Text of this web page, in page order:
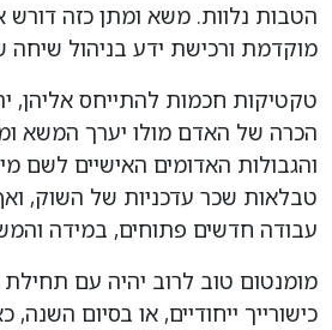
הטבות נלוות. משא ומתן כזה דורש
מוקדמת ורכישת ידע בניהול
טקטיקות חכמות להתייחס אליהן,
הכרה של האדם מולו יערך המשא
והגבולות האדומים האישיים לשם
טבלאות שכר עדכניות של השוק,
עבודה חדשים פתוחים, במידה
מומנטום טוב לרוב יהיה עם
כישורייך ייחודיים, או בסיום